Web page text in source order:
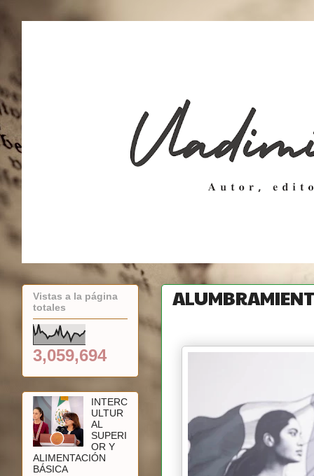
Vistas a la página
totales
3,059,694
INTERC
ULTUR
AL
SUPERI
OR Y
ALIMENTACIÓN
BÁSICA